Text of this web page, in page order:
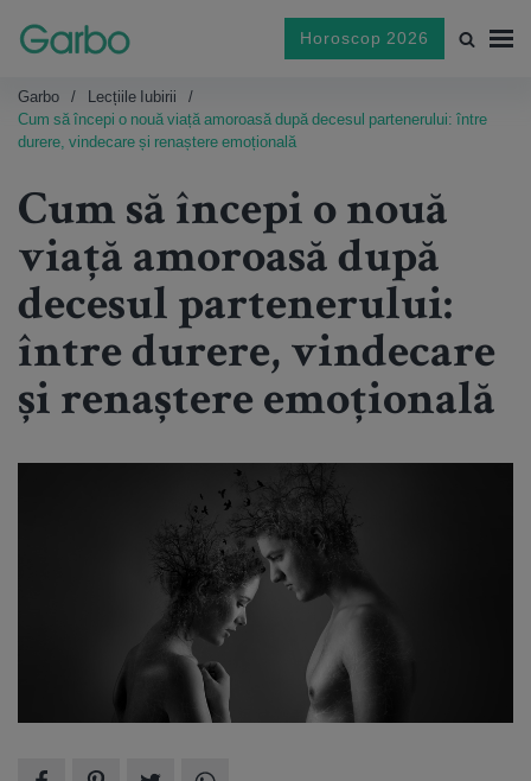
Horoscop 2026
Garbo
Lecțiile Iubirii
Cum să începi o nouă viață amoroasă după decesul partenerului: între
durere, vindecare și renaștere emoțională
Cum să începi o nouă
viață amoroasă după
decesul partenerului:
între durere, vindecare
și renaștere emoțională